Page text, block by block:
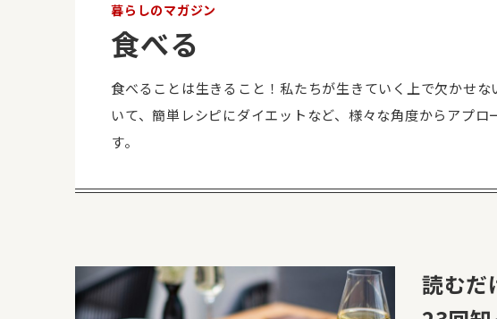
暮らしのマガジン
食べる
食べることは生きること！私たちが生きていく上で欠かせな
いて、簡単レシピにダイエットなど、様々な角度からアプロ
す。
読むだ